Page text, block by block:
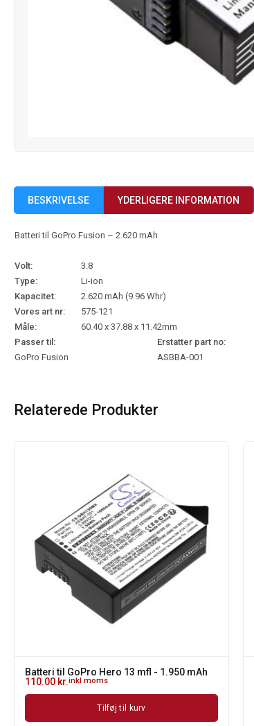
BESKRIVELSE YDERLIGERE INFORMATION
Batteri til GoPro Fusion – 2.620 mAh
Volt:
3.8
Type:
Li-ion
Kapacitet:
2.620 mAh (9.96 Whr)
Vores art nr:
575-121
Måle:
60.40 x 37.88 x 11.42mm
Passer til:
Erstatter part no:
GoPro Fusion
ASBBA-001
Relaterede Produkter
Batteri til GoPro Hero 13 mfl - 1.950 mAh
110.00 kr.inkl moms
Tilføj til kurv